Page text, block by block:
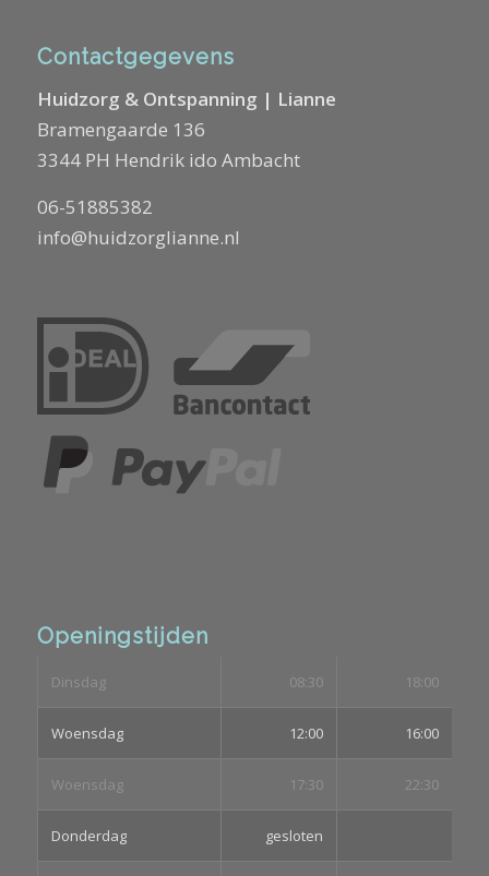
Contactgegevens
Huidzorg & Ontspanning | Lianne
Bramengaarde 136
3344 PH Hendrik ido Ambacht
06-51885382
info@huidzorglianne.nl
Openingstijden
Dinsdag 08:30 18:00
Woensdag 12:00 16:00
Woensdag 17:30 22:30
Donderdag gesloten